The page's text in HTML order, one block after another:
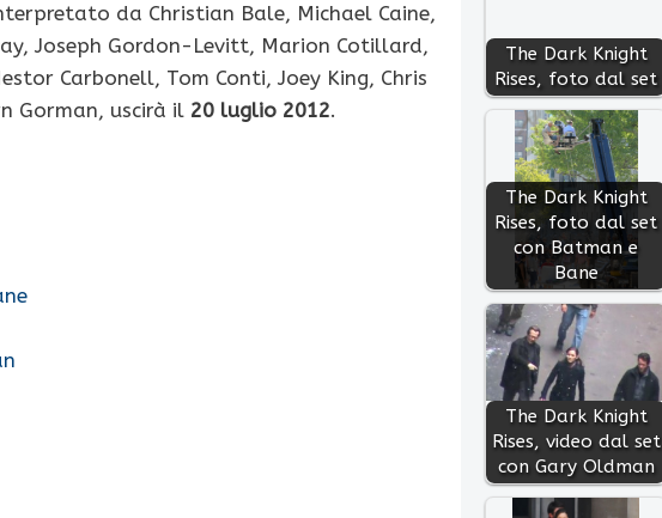
da Christian Bale, Michael Caine,
Joseph Gordon-Levitt, Marion Cotillard,
Carbonell, Tom Conti, Joey King, Chris
Gorman, uscirà il 20 luglio 2012.
The Dark Knight
Rises, foto dal set
The Dark Knight
Rises, foto dal set
con Batman e
Bane
The Dark Knight
Rises, video dal set
con Gary Oldman